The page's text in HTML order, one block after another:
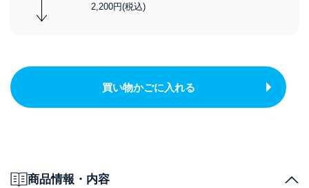
2,200円(税込)
買い物かごに入れる
商品情報・内容